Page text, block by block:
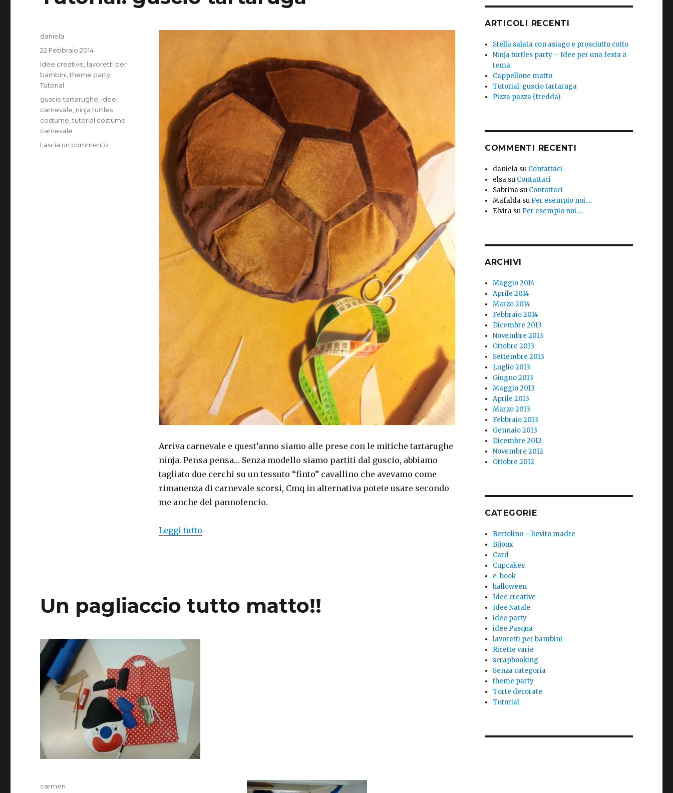
Arriva carnevale e quest’anno siamo alle prese con le mitiche tartarughe
ninja. Pensa pensa… Senza modello siamo partiti dal guscio, abbiamo
tagliato due cerchi su un tessuto “finto” cavallino che avevamo come
rimanenza di carnevale scorsi, Cmq in alternativa potete usare secondo
me anche del pannolencio.
Leggi tutto“Tutorial: guscio tartaruga”
Autore
daniela
Pubblicato
22 Febbraio 2014
Categorie
Idee creative lavoretti per
bambini ,theme party
Tutorial
Tag
guscio tartarughe idee
carnevale ninja turtles
costume ,tutorial costume
carnevale
Lascia un commento
Un pagliaccio tutto matto!!
Autore
carmen
ARTICOLI RECENTI
Stella salata con asiago e prosciutto cotto
Ninja turtles party – Idee per una festa a
tema
Cappellone matto
Tutorial: guscio tartaruga
Pizza pazza (fredda)
COMMENTI RECENTI
daniela su Contattaci
elsa su Contattaci
Sabrina su Contattaci
Mafalda su Per esempio noi….
Elvira su Per esempio noi….
ARCHIVI
Maggio 2014
Aprile 2014
Marzo 2014
Febbraio 2014
Dicembre 2013
Novembre 2013
Ottobre 2013
Settembre 2013
Luglio 2013
Giugno 2013
Maggio 2013
Aprile 2013
Marzo 2013
Febbraio 2013
Gennaio 2013
Dicembre 2012
Novembre 2012
Ottobre 2012
CATEGORIE
Bertolino – lievito madre
Bijoux
Card
Cupcakes
e-book
halloween
Idee creative
Idee Natale
idee party
idee Pasqua
lavoretti per bambini
Ricette varie
scrapbooking
Senza categoria
theme party
Torte decorate
Tutorial